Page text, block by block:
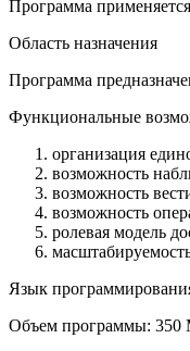
Программа
Область назначения
Программа
Функциональные
организация
возможность
возможность
возможность
ролевая модель
Язык
Объем программы: 350